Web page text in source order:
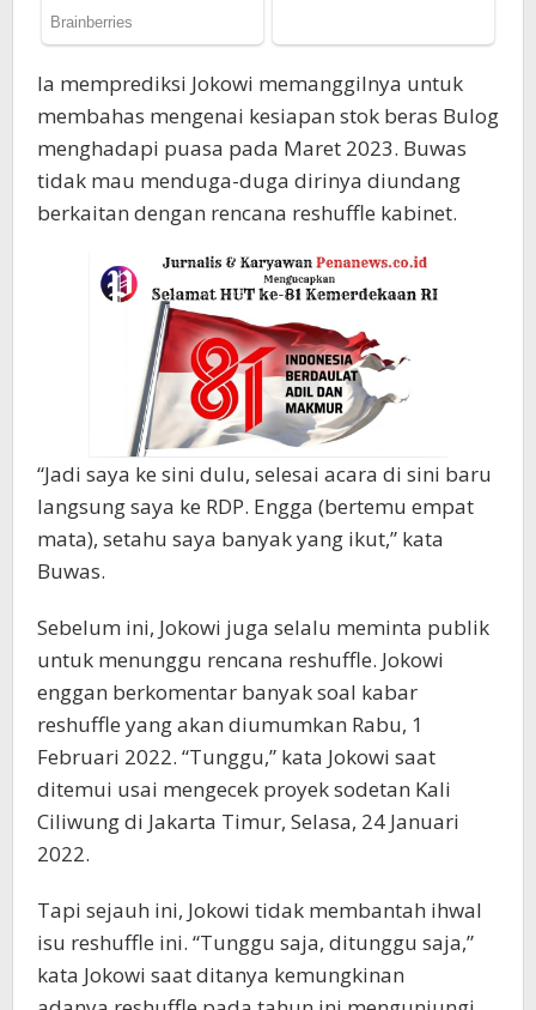
Ia memprediksi Jokowi memanggilnya untuk
membahas mengenai kesiapan stok beras Bulog
menghadapi puasa pada Maret 2023. Buwas
tidak mau menduga-duga dirinya diundang
berkaitan dengan rencana reshuffle kabinet.
“Jadi saya ke sini dulu, selesai acara di sini baru
langsung saya ke RDP. Engga (bertemu empat
mata), setahu saya banyak yang ikut,” kata
Buwas.
Sebelum ini, Jokowi juga selalu meminta publik
untuk menunggu rencana reshuffle. Jokowi
enggan berkomentar banyak soal kabar
reshuffle yang akan diumumkan Rabu, 1
Februari 2022. “Tunggu,” kata Jokowi saat
ditemui usai mengecek proyek sodetan Kali
Ciliwung di Jakarta Timur, Selasa, 24 Januari
2022.
Tapi sejauh ini, Jokowi tidak membantah ihwal
isu reshuffle ini. “Tunggu saja, ditunggu saja,”
kata Jokowi saat ditanya kemungkinan